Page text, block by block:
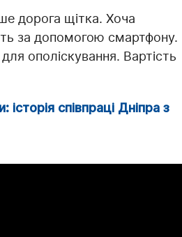
дорога щітка. Хоча
за допомогою смартфону.
ополіскування. Вартість
співпраці Дніпра з